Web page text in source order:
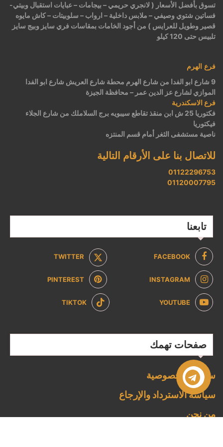
تسوق بأفضل الأسعار ( لانجري حريمي – بيجامات – عبايات استقبال وبيتي-
فساتين شتوي وصيفي – ملابس داخلية – ارواب – سلوبيتات – كاش مايوه
قصير وطويل للعرايس ) من أجود الخامات بمقاسات فري سايز وبيج سايز
تلبيس حتى 120 كيلو
فرع الهرم
9 شارع ابو الفدا من شارع الهرم محطة شارع العريش شارع ابو الفدا
الموازي لشارع عز الدين عمر – محافظة الجيزة
فرع الاسكندرية
فكتوريا 25 ش ابن منقذ تقاطع سيبويه برج السلاملك من شارع الجلاء
فيكتوريا
ناصية مستشفى الثغر أمام قسم المنتزه
للاتصال بنا على الأرقام التالية
01122296753
01120007795
تابعنا
FACEBOOK
TWITTER
INSTAGRAM
PINTEREST
YOUTUBE
TIKTOK
صفحات تهمك
سياسة الخصوصية
سياسة الاسترداد والإرجاع
من نحن